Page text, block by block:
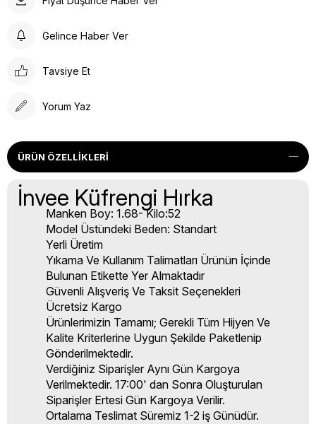
Gelince Haber Ver
Tavsiye Et
Yorum Yaz
ÜRÜN ÖZELLIKLERI
İnvee Küfrengi Hırka
Manken Boy: 1.68- Kilo:52
Model Üstündeki Beden: Standart
Yerli Üretim
Yıkama Ve Kullanım Talimatları Ürünün İçinde
Bulunan Etikette Yer Almaktadır
Güvenli Alışveriş Ve Taksit Seçenekleri
Ücretsiz Kargo
Ürünlerimizin Tamamı; Gerekli Tüm Hijyen Ve
Kalite Kriterlerine Uygun Şekilde Paketlenip
Gönderilmektedir.
Verdiğiniz Siparişler Aynı Gün Kargoya
Verilmektedir. 17:00' dan Sonra Oluşturulan
Siparişler Ertesi Gün Kargoya Verilir.
Ortalama Teslimat Süremiz 1-2 iş Günüdür.